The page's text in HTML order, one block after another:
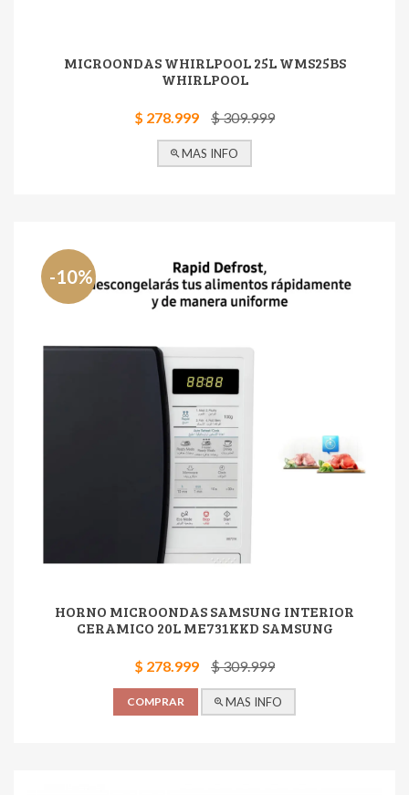
MICROONDAS WHIRLPOOL 25L WMS25BS
WHIRLPOOL
$ 278.999 $ 309.999
MAS INFO
-10%
HORNO MICROONDAS SAMSUNG INTERIOR
CERAMICO 20L ME731KKD SAMSUNG
$ 278.999 $ 309.999
COMPRAR MAS INFO